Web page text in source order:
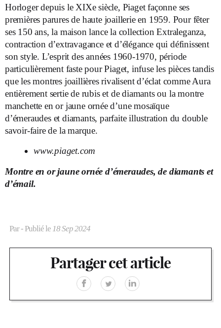
Horloger depuis le XIXe siècle, Piaget façonne ses
premières parures de haute joaillerie en 1959. Pour fêter
ses 150 ans, la maison lance la collection Extraleganza,
contraction d’extravagance et d’élégance qui définissent
son style. L’esprit des années 1960-1970, période
particulièrement faste pour Piaget, infuse les pièces tandis
que les montres joaillières rivalisent d’éclat comme Aura
entièrement sertie de rubis et de diamants ou la montre
manchette en or jaune ornée d’une mosaïque
d’émeraudes et diamants, parfaite illustration du double
savoir-faire de la marque.
www.piaget.com
Montre en or jaune ornée d’émeraudes, de diamants et
d’émail.
Par- Publié le 18 Sep 2024
Partager cet article